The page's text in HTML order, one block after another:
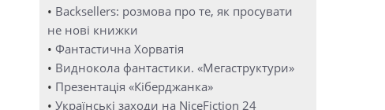
• Backsellers: розмова про те, як просувати
не нові книжки
• Фантастична Хорватія
• Виднокола фантастики. «Мегаструктури»
• Презентація «Кіберджанка»
• Українські заходи на NiceFiction 24